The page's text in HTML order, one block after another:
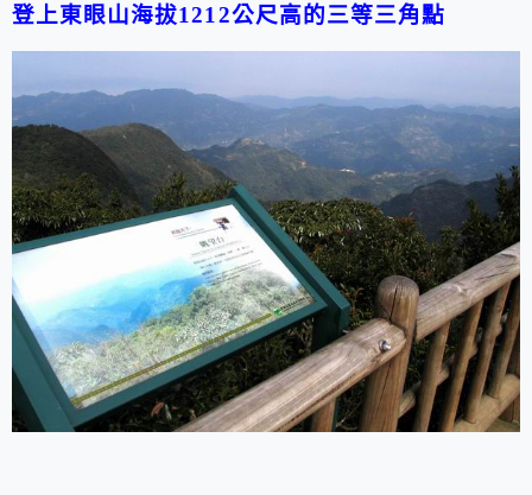
登上東眼山海拔1212公尺高的三等三角點